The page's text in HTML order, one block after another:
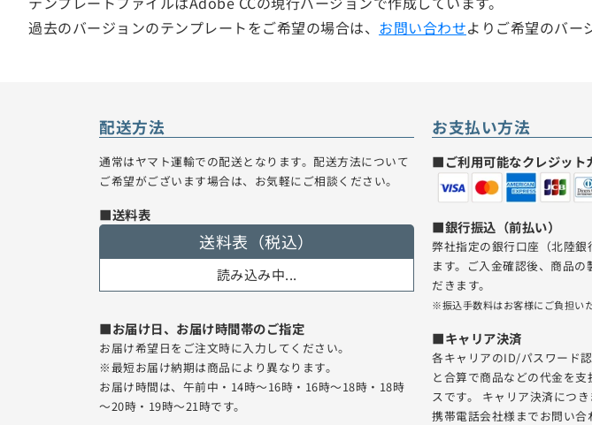
過去のバージョンのテンプレートをご希望の場合は、 お問い合わせよりご希望のバー
配送方法
通常はヤマト運輸での配送となります。配送方法について
ご希望がございます場合は、お気軽にご相談ください。
■送料表
送料表（税込）
読み込み中...
■お届け日、お届け時間帯のご指定
お届け希望日をご注文時に入力してください。
※最短お届け納期は商品により異なります。
お届け時間は、午前中・14時～16時・16時～18時・18時
～20時・19時～21時です。
お支払い方法
■ご利用可能なクレジット
■銀行振込（前払い）
弊社指定の銀行口座（北陸
ます。ご入金確認後、商品
だきます。
※振込手数料はお客様にご負担いた
■キャリア決済
各キャリアのID/パスワード
と合算で商品などの代金を
スです。 キャリア決済につ
携帯電話会社様までお問い合